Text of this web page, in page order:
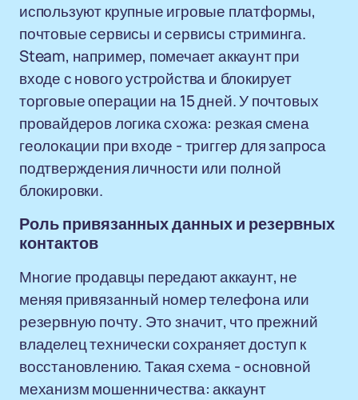
используют крупные игровые платформы,
почтовые сервисы и сервисы стриминга.
Steam, например, помечает аккаунт при
входе с нового устройства и блокирует
торговые операции на 15 дней. У почтовых
провайдеров логика схожа: резкая смена
геолокации при входе - триггер для запроса
подтверждения личности или полной
блокировки.
Роль привязанных данных и резервных
контактов
Многие продавцы передают аккаунт, не
меняя привязанный номер телефона или
резервную почту. Это значит, что прежний
владелец технически сохраняет доступ к
восстановлению. Такая схема - основной
механизм мошенничества: аккаунт